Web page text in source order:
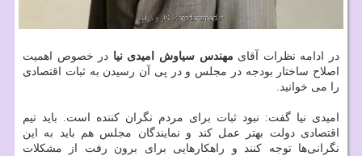
در ادامه نظرات آقای مهندس سیاوش امیدی نیا در خصوص اهمیت
اصلاح ساختار بودجه در مجلس و در پی آن رسیدن به ثبات اقتصادی
را می خوانید.
امیدی نیا گفت: نبود ثبات برای مردم نگران کننده است. باید تیم
اقتصادی دولت بهتر عمل کند و نمایندگان مجلس هم باید به این
نگرانی‌ها توجه کنند و راهکار‌هایی برای برون رفت از مشکلات